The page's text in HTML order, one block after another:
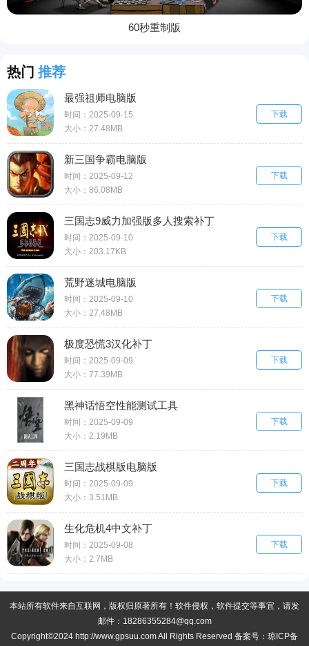
60秒重制版
热门 推荐
最强祖师电脑版
时间：2025-09-15
大小：27.48MB
下载
新三国争霸电脑版
时间：2025-09-12
大小：86.08MB
下载
三国志9威力加强版多人搜索补丁
时间：2025-09-10
大小：203.17KB
下载
荒野迷城电脑版
时间：2025-09-10
大小：27.48MB
下载
极度恐慌3汉化补丁
时间：2025-09-09
大小：77.39MB
下载
黑神话悟空性能测试工具
时间：2025-09-09
大小：2.19MB
下载
三国志战棋版电脑版
时间：2025-09-09
大小：3.51MB
下载
生化危机4中文补丁
时间：2025-09-08
大小：2.7MB
下载
本站所有软件来自互联网，版权归原著所有！软件侵权，软件提交等事宜，请发
邮件：18286355284@qq.com
Copyright©2024 http://www.gpsuu.com All Rights Reserved 备案号： 琼ICP备